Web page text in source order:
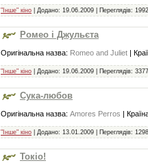
"Інше" кіно | Додано: 19.06.2009 | Переглядів:
Ромео і Джульєта
Оригінальна назва: Romeo and Juliet |
"Інше" кіно | Додано: 19.06.2009 | Переглядів:
Сука-любов
Оригінальна назва: Amores Perros |
"Інше" кіно | Додано: 13.01.2009 | Переглядів:
Токіо!